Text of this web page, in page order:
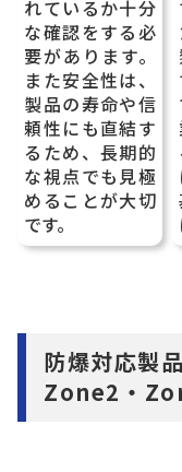
れているか十分
な確認をする必
要があります。
また安全性は、
製品の寿命や信
頼性にも直結す
るため、長期的
な視点でも見極
めることが大切
です。
防爆対応製
Zone2・